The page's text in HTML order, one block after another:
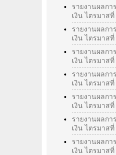
รายงานผลกา
เงิน ไตรมาสที่
รายงานผลกา
เงิน ไตรมาสที่
รายงานผลกา
เงิน ไตรมาสที่
รายงานผลกา
เงิน ไตรมาสที่
รายงานผลกา
เงิน ไตรมาสที่
รายงานผลกา
เงิน ไตรมาสที่
รายงานผลกา
เงิน ไตรมาสที่